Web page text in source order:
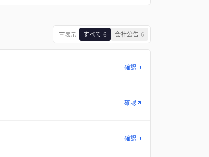
表示 すべて 6 会社公告 6
確認
確認
確認